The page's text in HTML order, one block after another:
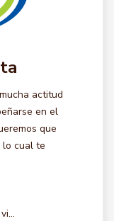
actitud
en el
que
lo cual te